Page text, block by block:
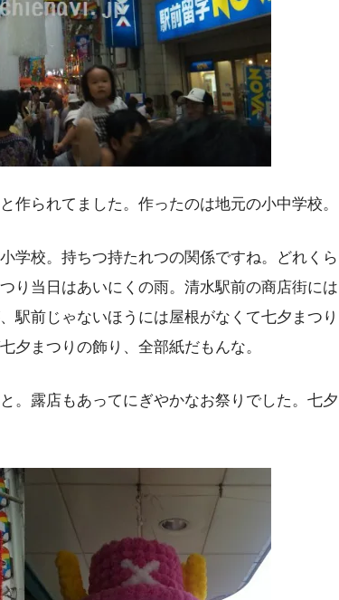
作られてました。作ったのは地元の小中学校。
学校。持ちつ持たれつの関係ですね。どれくら
り当日はあいにくの雨。清水駅前の商店街には
駅前じゃないほうには屋根がなくて七夕まつり
夕まつりの飾り、全部紙だもんな。
。露店もあってにぎやかなお祭りでした。七夕